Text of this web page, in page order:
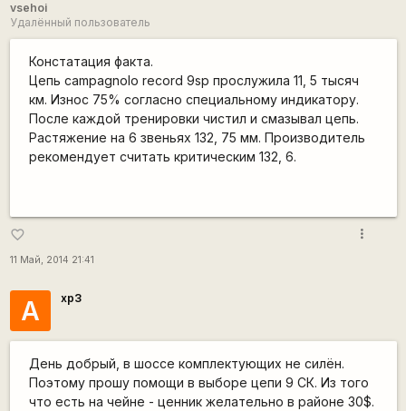
vsehoi
Удалённый пользователь
Констатация факта.
Цепь campagnolo record 9sp прослужила 11, 5 тысяч
км. Износ 75% согласно специальному индикатору.
После каждой тренировки чистил и смазывал цепь.
Растяжение на 6 звеньях 132, 75 мм. Производитель
рекомендует считать критическим 132, 6.
favorite_border
11 Май, 2014 21:41
more_vert
А xp3
День добрый, в шоссе комплектующих не силён.
Поэтому прошу помощи в выборе цепи 9 СК. Из того
что есть на чейне - ценник желательно в районе 30$.